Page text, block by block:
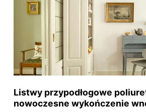
Listwy przypodłogowe
nowoczesne wykończenie